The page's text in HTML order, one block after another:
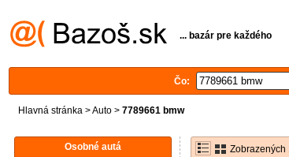
... bazár pre každého
Čo:
Hlavná stránka >Auto > 7789661 bmw
Osobné autá
Zobrazených